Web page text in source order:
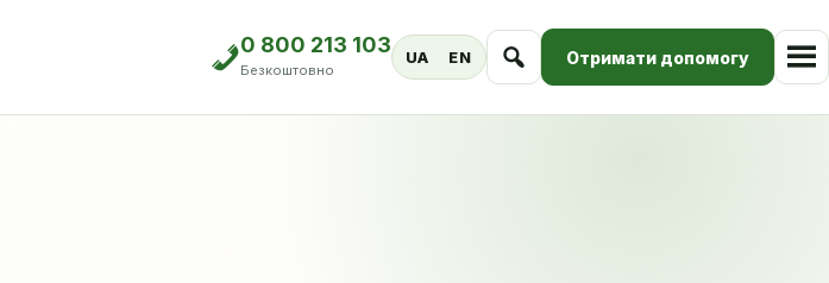
0 800 213 103
Безкоштовно
UA EN Отримати допомогу